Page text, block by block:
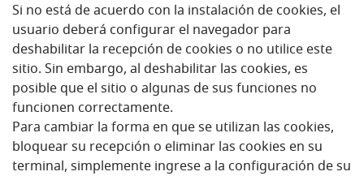
Si no está de acuerdo con la instalación de cookies, el
usuario deberá configurar el navegador para
deshabilitar la recepción de cookies o no utilice este
sitio. Sin embargo, al deshabilitar las cookies, es
posible que el sitio o algunas de sus funciones no
funcionen correctamente.
Para cambiar la forma en que se utilizan las cookies,
bloquear su recepción o eliminar las cookies en su
terminal, simplemente ingrese a la configuración de su